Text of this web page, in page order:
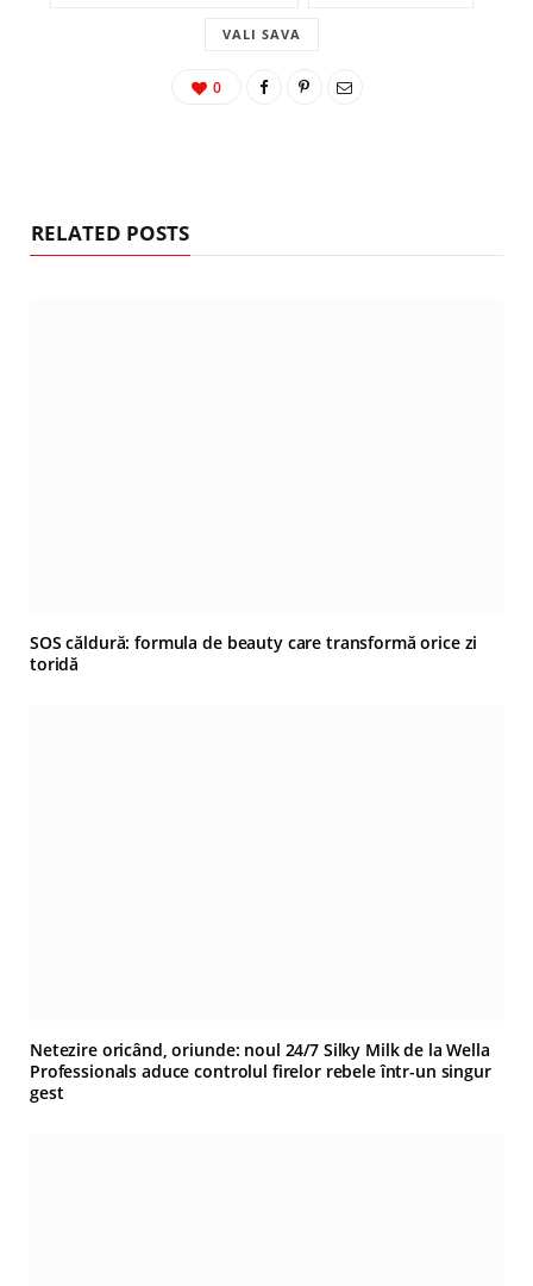
VALI SAVA
0
RELATED POSTS
SOS căldură: formula de beauty care transformă orice zi
toridă
Netezire oricând, oriunde: noul 24/7 Silky Milk de la Wella
Professionals aduce controlul firelor rebele într-un singur
gest